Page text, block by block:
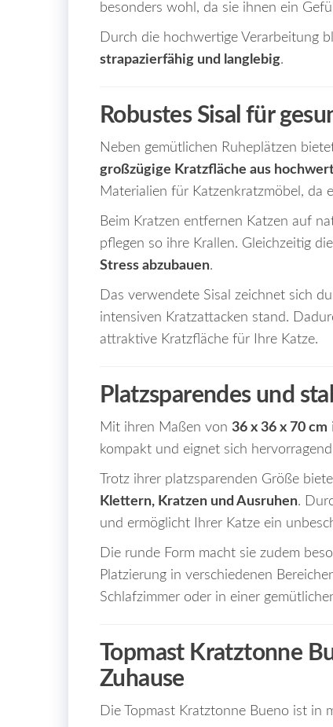
besonders wohl, da sie ihnen ein
Durch die hochwertige Verarbeitung
strapazierfähig und langlebig.
Robustes Sisal für
Neben gemütlichen Ruheplätzen
großzügige Kratzfläche aus
Materialien für Katzenkratzmöbel, da
Beim Kratzen entfernen Katzen auf
pflegen so ihre Krallen. Gleichzeitig
Stress abzubauen.
Das verwendete Sisal zeichnet sich
intensiven Kratzattacken stand.
attraktive Kratzfläche für Ihre Katze.
Platzsparendes und
Mit ihren Maßen von 36 x 36 x 70 cm
kompakt und eignet sich
Trotz ihrer platzsparenden Größe
Klettern, Kratzen und Ausruhen.
und ermöglicht Ihrer Katze ein
Die runde Form macht sie zudem
Platzierung in verschiedenen
Schlafzimmer oder in einer
Topmast Kratztonne
Zuhause
Die Topmast Kratztonne Bueno ist in